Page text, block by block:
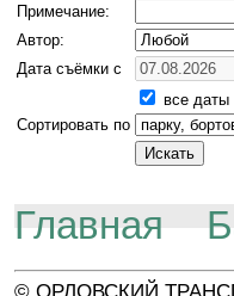
Примечание:
Автор:
Дата съёмки с
все даты
Сортировать по
Главная